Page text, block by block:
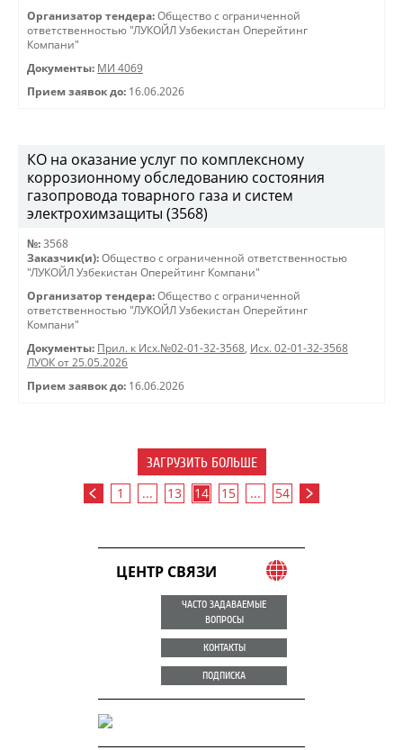
Организатор тендера: Общество с ограниченной
ответственностью "ЛУКОЙЛ Узбекистан Оперейтинг
Компани"
Документы: МИ 4069
Прием заявок до: 16.06.2026
КО на оказание услуг по комплексному
коррозионному обследованию состояния
газопровода товарного газа и систем
электрохимзащиты (3568)
№: 3568
Заказчик(и): Общество с ограниченной ответственностью
"ЛУКОЙЛ Узбекистан Оперейтинг Компани"
Организатор тендера: Общество с ограниченной
ответственностью "ЛУКОЙЛ Узбекистан Оперейтинг
Компани"
Документы: Прил. к Исх.№02-01-32-3568, Исх. 02-01-32-3568
ЛУОК от 25.05.2026
Прием заявок до: 16.06.2026
ЗАГРУЗИТЬ БОЛЬШЕ
1 ... 13 14 15 ... 54
ЦЕНТР СВЯЗИ
ЧАСТО ЗАДАВАЕМЫЕ
ВОПРОСЫ
КОНТАКТЫ
ПОДПИСКА